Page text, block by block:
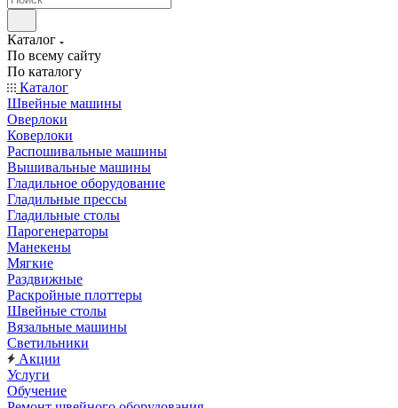
Каталог
По всему сайту
По каталогу
Каталог
Швейные машины
Оверлоки
Коверлоки
Распошивальные машины
Вышивальные машины
Гладильное оборудование
Гладильные прессы
Гладильные столы
Парогенераторы
Манекены
Мягкие
Раздвижные
Раскройные плоттеры
Швейные столы
Вязальные машины
Светильники
Акции
Услуги
Обучение